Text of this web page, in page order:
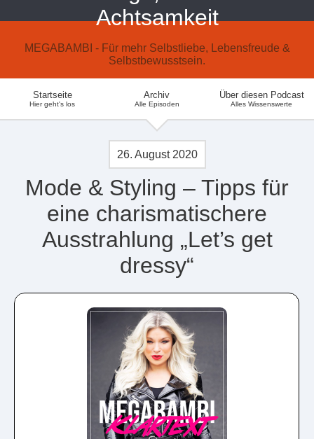
Achtsamkeit
MEGABAMBI - Für mehr Selbstliebe, Lebensfreude &
Selbstbewusstsein.
Startseite
Hier geht's los
Archiv
Alle Episoden
Über diesen Podcast
Alles Wissenswerte
26. August 2020
Mode & Styling – Tipps für
eine charismatischere
Ausstrahlung „Let’s get
dressy“